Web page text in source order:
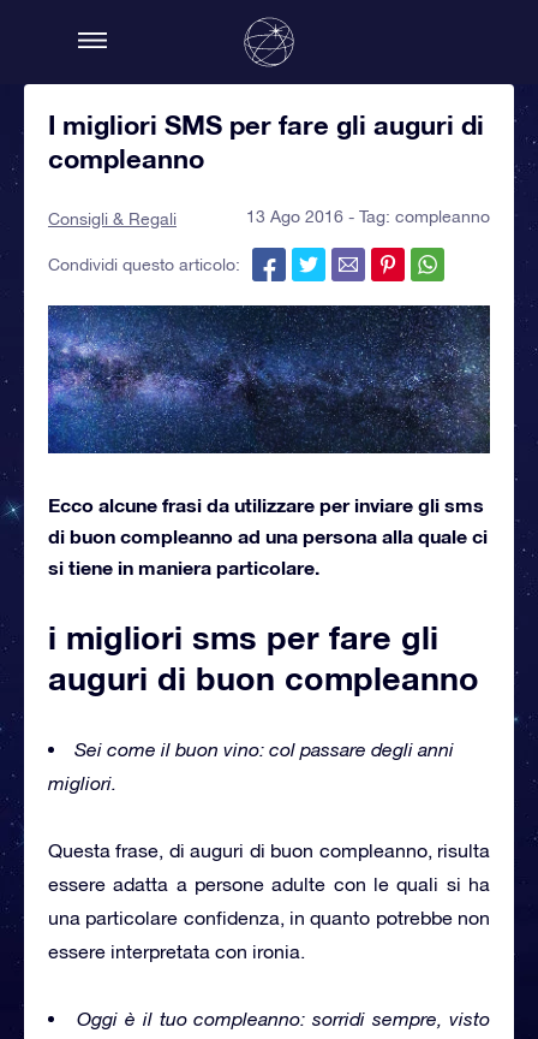
I migliori SMS per fare gli auguri di
compleanno
Consigli & Regali 13 Ago 2016 - Tag: compleanno
Condividi questo articolo:
Ecco alcune frasi da utilizzare per inviare gli sms
di buon compleanno ad una persona alla quale ci
si tiene in maniera particolare.
i migliori sms per fare gli
auguri di buon compleanno
Sei come il buon vino: col passare degli anni
migliori.
Questa frase, di auguri di buon compleanno, risulta
essere adatta a persone adulte con le quali si ha
una particolare confidenza, in quanto potrebbe non
essere interpretata con ironia.
Oggi è il tuo compleanno: sorridi sempre, visto